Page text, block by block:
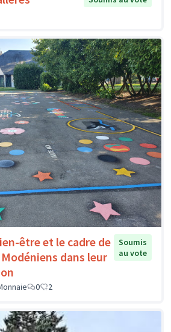
être et le cadre de
dans leur
Soumis
au vote
0 2